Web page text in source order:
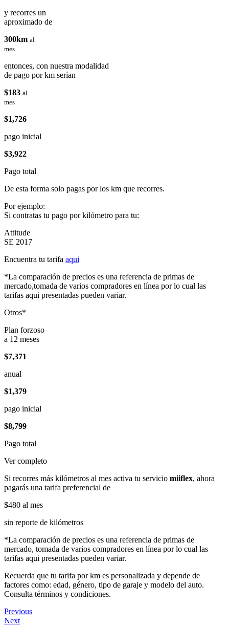
y recorres un
aproximado de
300km al
mes
entonces, con nuestra modalidad
de pago por km serían
$183 al
mes
$1,726
pago inicial
$3,922
Pago total
De esta forma solo pagas por los km que recorres.
Por ejemplo:
Si contratas tu pago por kilómetro para tu:
Attitude
SE 2017
Encuentra tu tarifa aqui
*La comparación de precios es una referencia de primas de
mercado,tomada de varios compradores en línea por lo cual las
tarifas aqui presentadas pueden variar.
Otros*
Plan forzoso
a 12 meses
$7,371
anual
$1,379
pago inicial
$8,799
Pago total
Ver completo
Si recorres más kilómetros al mes activa tu servicio miiflex, ahora
pagarás una tarifa preferencial de
$480 al mes
sin reporte de kilómetros
*La comparación de precios es una referencia de primas de
mercado, tomada de varios compradores en línea por lo cual las
tarifas aqui presentadas pueden variar.
Recuerda que tu tarifa por km es personalizada y depende de
factores como: edad, género, tipo de garaje y modelo del auto.
Consulta términos y condiciones.
Previous
Next